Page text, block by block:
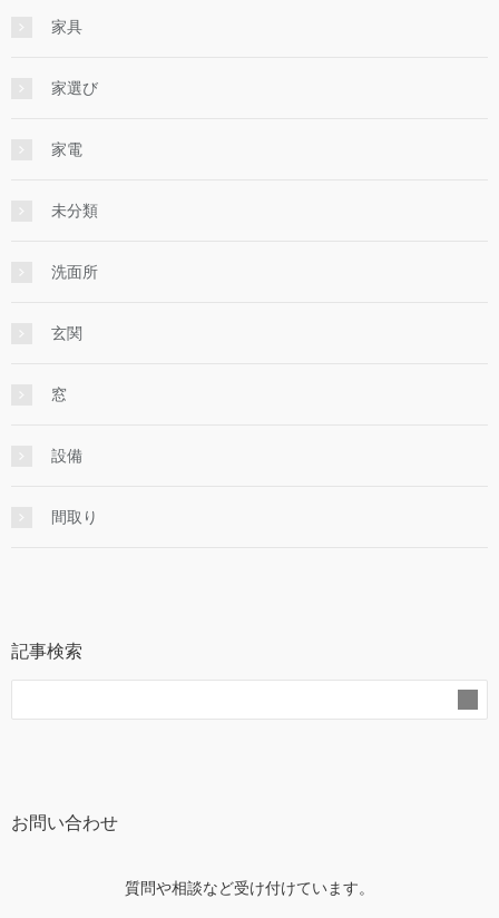
家具
家選び
家電
未分類
洗面所
玄関
窓
設備
間取り
記事検索
お問い合わせ
質問や相談など受け付けています。